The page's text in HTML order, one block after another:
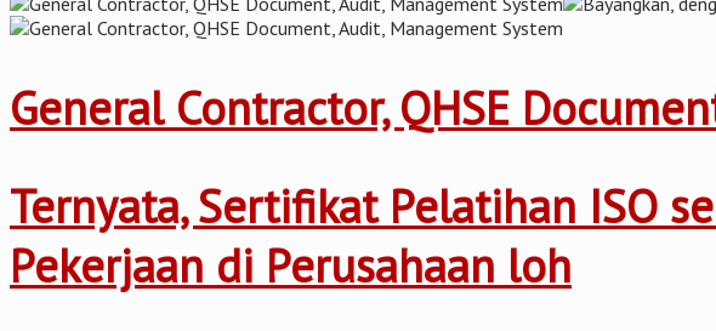
General Contractor, QHSE
Ternyata, Sertifikat Pelatihan ISO
Pekerjaan di Perusahaan loh